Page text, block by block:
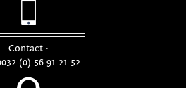
Contact :
(0) 56 91 21 52